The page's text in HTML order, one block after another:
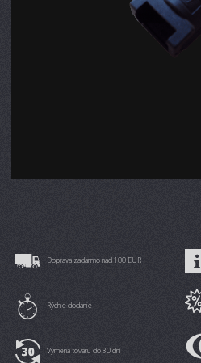
Doprava zadarmo nad 100 EUR
Rýchle dodanie
Výmena tovaru do 30 dní